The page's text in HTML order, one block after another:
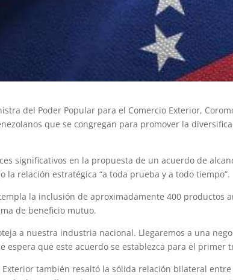
del Poder Popular para el Comercio Exterior,
que se congregan para promover la
significativos en la propuesta de un acuerdo de
relación estratégica “a toda prueba y a todo tiempo”.
la inclusión de aproximadamente 400 productos
de beneficio mutuo.
a nuestra industria nacional. Llegaremos a una
espera que este acuerdo se establezca para el primer
también resaltó la sólida relación bilateral